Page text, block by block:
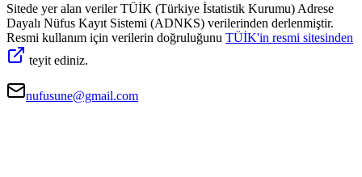
Sitede yer alan veriler TÜİK (Türkiye İstatistik Kurumu) Adrese
Dayalı Nüfus Kayıt Sistemi (ADNKS) verilerinden derlenmiştir.
Resmi kullanım için verilerin doğruluğunu TÜİK'in resmi sitesinden
teyit ediniz.
nufusune@gmail.com